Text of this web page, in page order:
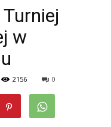
w
2156 0